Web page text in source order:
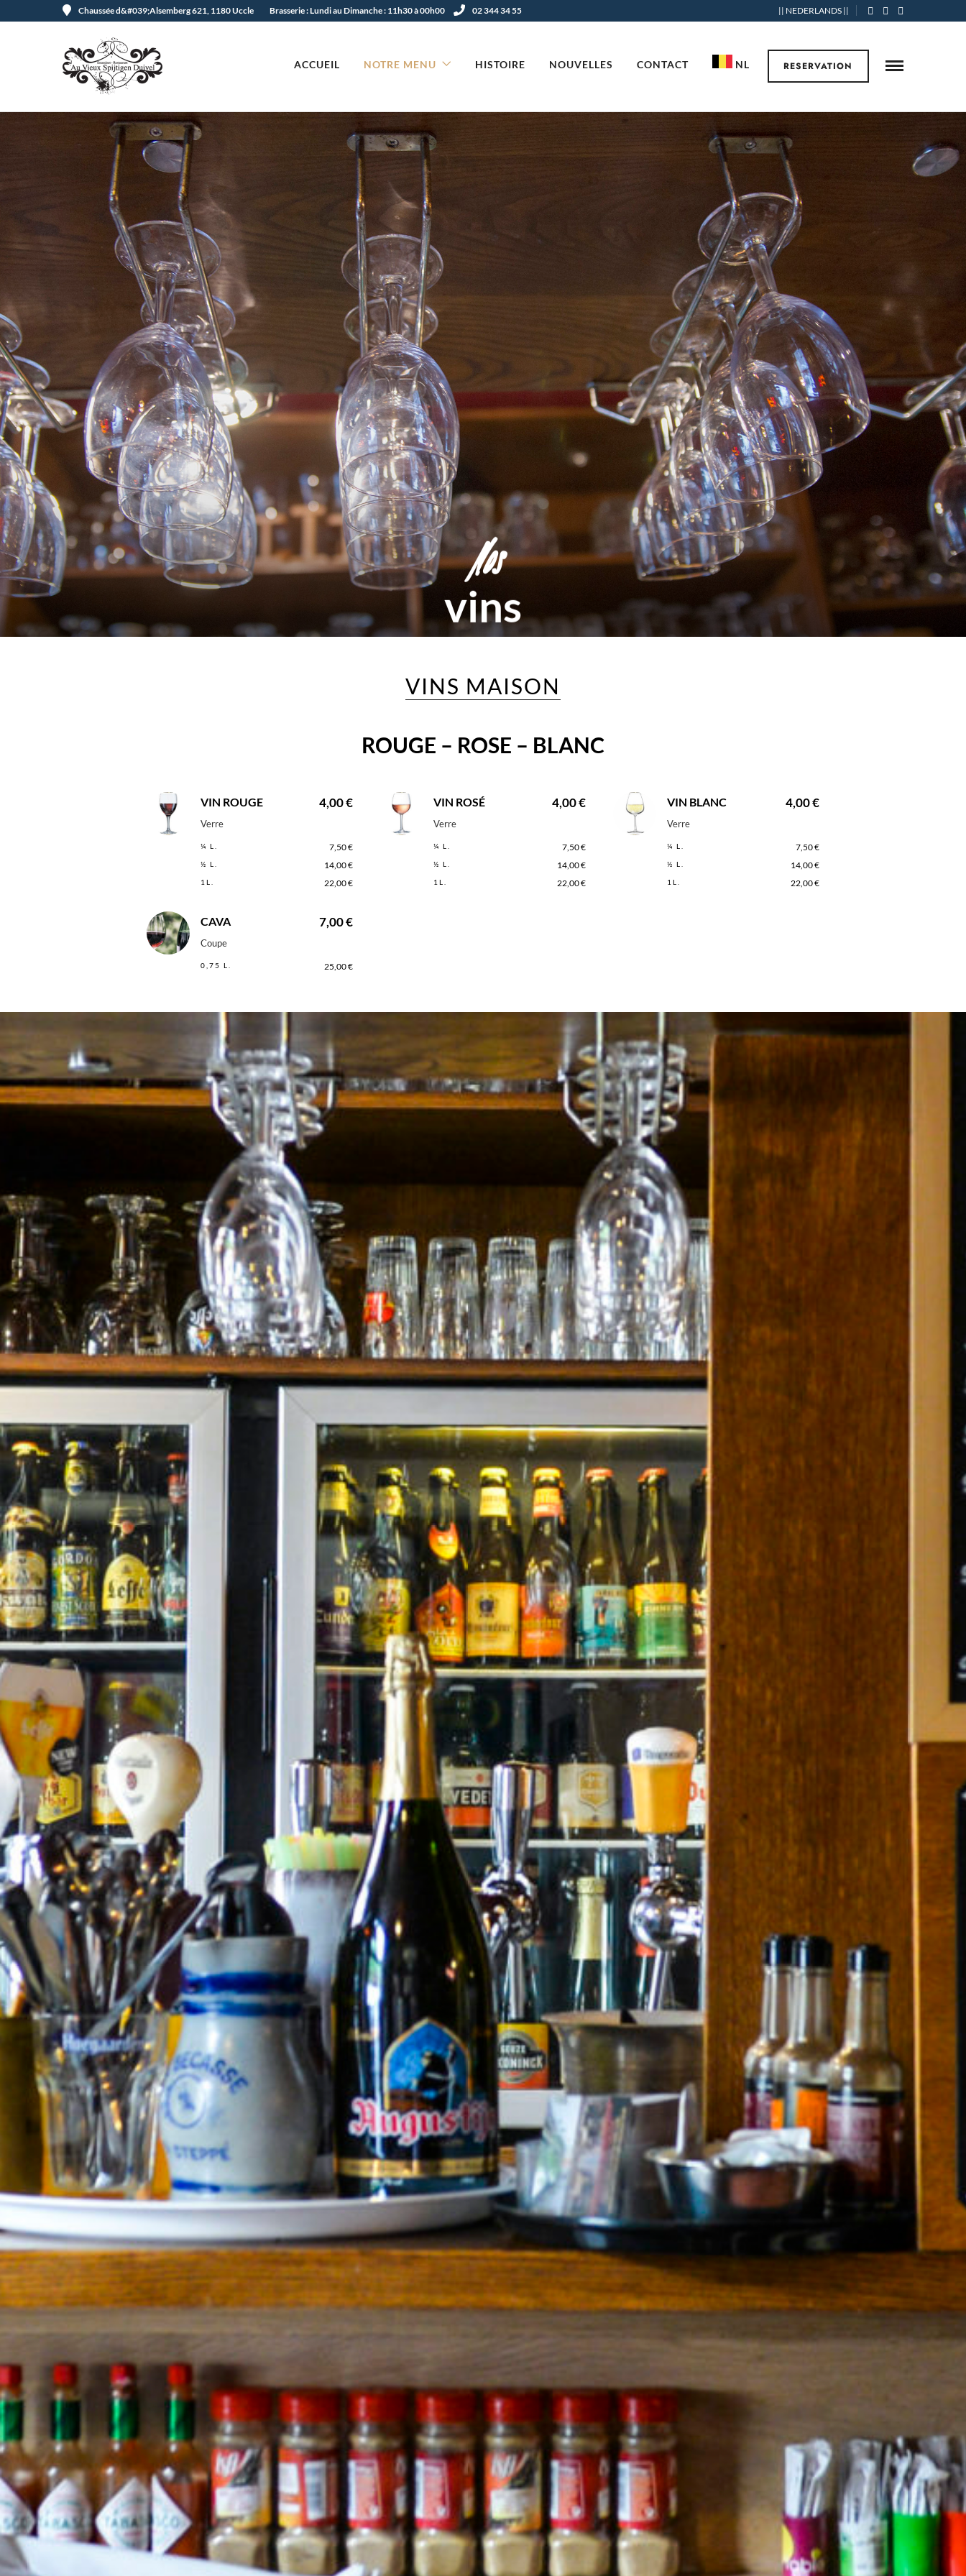
|| NEDERLANDS ||
Chaussée d&#039;Alsemberg 621, 1180 Uccle Brasserie : Lundi au Dimanche : 11h30 à 00h00 02 344 34 55
RESERVATION
ACCUEIL NOTRE MENU HISTOIRE NOUVELLES CONTACT NL
Nos
vins
VINS MAISON
ROUGE – ROSE – BLANC
VIN ROUGE 4,00 €
Verre
¼ L. 7,50 €
½ L. 14,00 €
1L. 22,00 €
VIN ROSÉ 4,00 €
Verre
¼ L. 7,50 €
½ L. 14,00 €
1L. 22,00 €
VIN BLANC 4,00 €
Verre
¼ L. 7,50 €
½ L. 14,00 €
1L. 22,00 €
CAVA 7,00 €
Coupe
0,75 L. 25,00 €